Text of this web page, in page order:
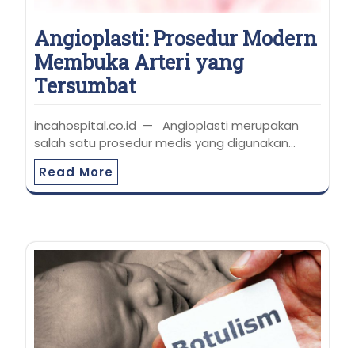
Angioplasti: Prosedur Modern
Membuka Arteri yang
Tersumbat
incahospital.co.id — Angioplasti merupakan
salah satu prosedur medis yang digunakan…
Read More